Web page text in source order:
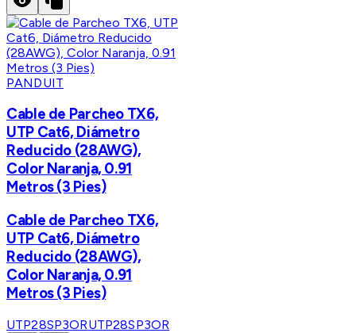
PANDUIT
Cable de Parcheo TX6,
UTP Cat6, Diámetro
Reducido (28AWG),
Color Naranja, 0.91
Metros (3 Pies)
Cable de Parcheo TX6,
UTP Cat6, Diámetro
Reducido (28AWG),
Color Naranja, 0.91
Metros (3 Pies)
UTP28SP3ORUTP28SP3OR